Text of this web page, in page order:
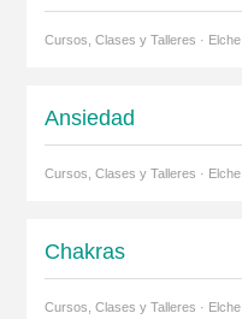
Cursos, Clases y Talleres · Elche
Ansiedad
Cursos, Clases y Talleres · Elche
Chakras
Cursos, Clases y Talleres · Elche